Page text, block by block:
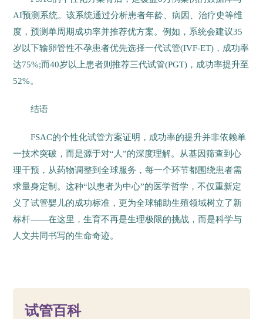
AI预测系统。该系统通过分析患者年龄、病因、治疗史等维
度，预测单周期成功率并推荐优方案。例如，系统会建议35
岁以下输卵管性不孕患者优先选择一代试管(IVF-ET)，成功率
达75%;而40岁以上患者则推荐三代试管(PGT)，成功率提升至
52%。
结语
FSAC的个性化试管方案证明，成功率的提升并非依赖单
一技术突破，而是源于对“人”的深度理解。从基因筛查到心
理干预，从药物调整到全球服务，每一个环节都围绕患者需
求量身定制。这种“以患者为中心”的医学哲学，不仅重新定
义了试管婴儿的成功标准，更为全球辅助生殖领域树立了新
标杆——在这里，生育不再是生理极限的挑战，而是科学与
人文共同书写的生命奇迹。
试管百科